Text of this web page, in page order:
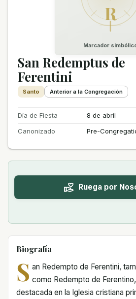
R
Marcador
San Redemptus de
Ferentini
Santo Anterior a la Congregación
Día de Fiesta
8 de abril
Canonizado
Pre-
Ruega por
Biografía
S an Redempto de Ferentini,
como Redempto de
destacada en la Iglesia cristiana